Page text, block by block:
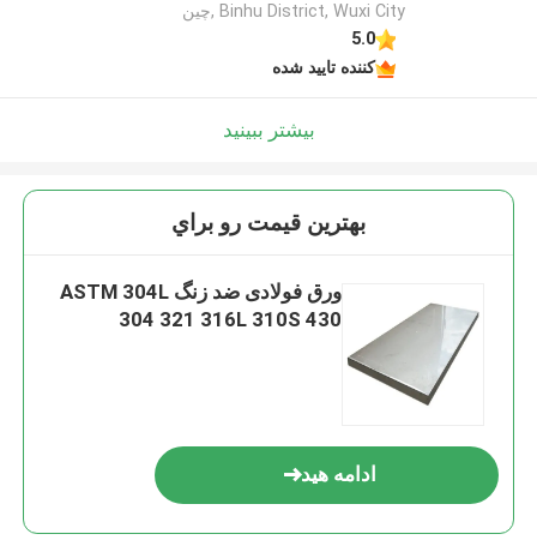
Binhu District, Wuxi City ,چین
5.0
کننده تایید شده
بیشتر ببینید
بهترين قيمت رو براي
ورق فولادی ضد زنگ ASTM 304L
304 321 316L 310S 430
ادامه هید